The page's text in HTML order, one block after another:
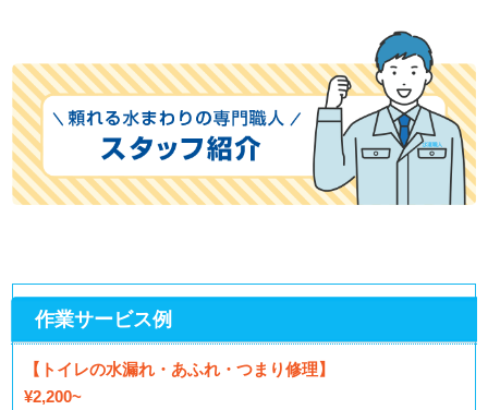
作業サービス例
【トイレの水漏れ・あふれ・つまり修理】
¥2,200~